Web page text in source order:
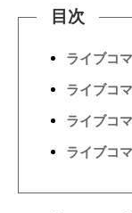
目次
ライブコ
ライブコ
ライブコ
ライブコ